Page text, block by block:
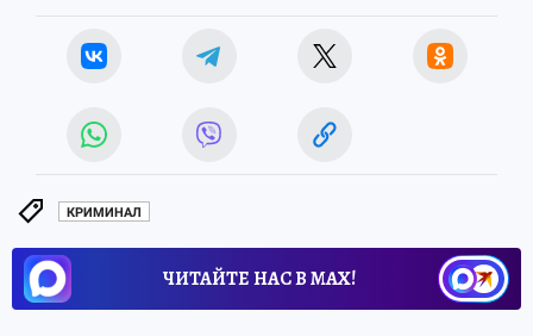
КРИМИНАЛ
ЧИТАЙТЕ НАС В МАХ!